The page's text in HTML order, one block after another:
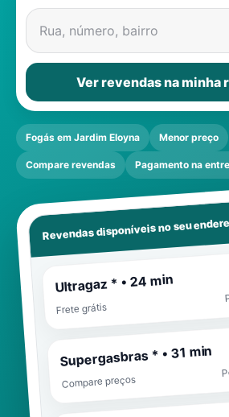
Contatos
Rua, número, bairro
Ver revendas na minha
Fogás em Jardim Eloyna Menor preço
Compare revendas Pagamento na
Revendas disponíveis no seu
Ultragaz * • 24 min
Frete grátis
Supergasbras * • 31 min
Compare preços